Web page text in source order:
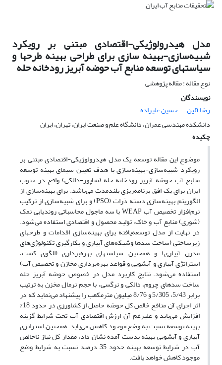
مدل هیدرولوژیکی-اقتصادی مبتنی بر رویکرد
شبیه‌سازی-بهینه سازی برای طراحی بهینه طرحها و
سیاستهای توسعه منابع آب حوضه آبریز رودخانه حله
نوع مقاله : مقاله پژوهشی
نویسندگان
رضا آئین
حسین علیزاده
دانشکده مهندسی عمران، دانشگاه علم و صنعت ایران، تهران، ایران
چکیده
موضوع این مقاله توسعه یک مدل هیدرولوژیکی-اقتصادی مبتنی بر
رویکرد شبیه‌سازی-بهینه‌سازی با هدف تعیین سیمای بهینه توسعه
منابع آب حوضه آبریز رودخانه حله (شاپور-دالکی) واقع در جنوب
ایران برای یک افق برنامه‌ریزی بلندمدت می‌باشد. برای بهینه‌سازی از
الگوریتم بهینه‌سازی دسته ذرات (PSO) و برای شبیه‌سازی از ترکیب
نرم‌افزار تخصیص آب WEAP با سه ماجول محاسباتی روندیابی نمک
(شوری) منابع آب و خاک، تولید محصول و اقتصادی استفاده می‌شود.
در نهایت از مدل توسعه‌یافته برای بهینه‌سازی اقدامات و طرحهای
زیرساختی (ساخت سدها وشبکه‌های آبیاری و بکارگیری تکنولوژی‌های
مدرن آبیاری) و همچنین سیاستهای بهره‌برداری (الگوی کشت،
استراتژی آبیاری و آبشویی و قواعد بهره‌برداری مخازن و تخصیص آب)
استفاده می‌شود. نتایج کاربرد مدل در خصوص حوضه آبریز حله
ساخت سدهای چروم، دالکی و نرگسی، با حجم نرمال مخزن به ترتیب
برابر 5/43، 5/305 و 8/76 میلیون مترمکعب را پیشنهاد می‌نماید که در
اثر اجرای آن منافع خالص کل حوضه حاصل از کشاورزی در حدود 18%
افزایش می‌یابد و علیرغم آن ارزش اقتصادی آب تحت شرایط گزینه
بهینه توسعه نسبت به وضع موجود کاهش می‌یابد. همچنین استراتژی
آبیاری و آبشویی بهینه بدست آمده نشان داد، مقدار کل نیاز ناخالص
آب در شرایط توسعه بهینه حدود 35 درصد نسبت به شرایط وضع
موجود کاهش خواهد یافت.